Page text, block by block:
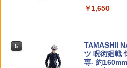
￥5,120
【クリックポ
￥1,200
￥1,650
5
TAMASHII
ツ 呪術廻戦
専- 約